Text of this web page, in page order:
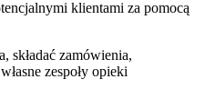
klientami za pomocą
składać zamówienia,
zespoły opieki